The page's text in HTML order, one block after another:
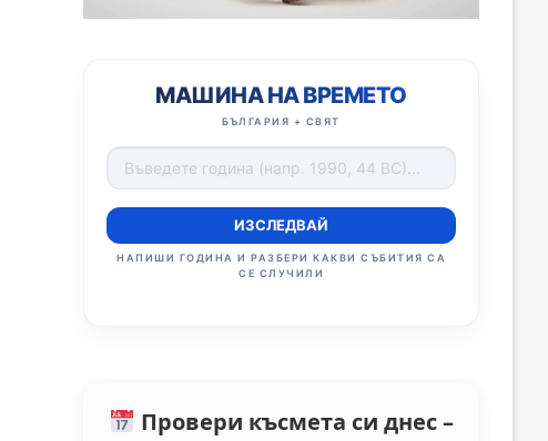
МАШИНА НА ВРЕМЕТО
БЪЛГАРИЯ + СВЯТ
ИЗСЛЕДВАЙ
НАПИШИ ГОДИНА И РАЗБЕРИ КАКВИ СЪБИТИЯ СА
СЕ СЛУЧИЛИ
Провери късмета си днес –